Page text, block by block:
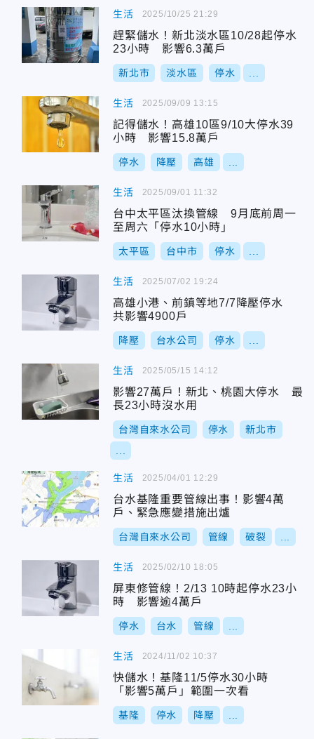
生活
趕緊儲水！新北淡水區10/28起停水
23小時 影響6.3萬戶
新北市 淡水區 停水
2025/10/25 21:29
生活
記得儲水！高雄10區9/10大停水39
小時 影響15.8萬戶
停水 降壓 高雄
2025/09/09 13:15
生活
台中太平區汰換管線 9月底前周一
至周六「停水10小時」
太平區 台中市 停水
2025/09/01 11:32
生活
高雄小港、前鎮等地7/7降壓停水
共影響4900戶
降壓 台水公司 停水
2025/07/02 19:24
生活
影響27萬戶！新北、桃園大停水 最
長23小時沒水用
台灣自來水公司 停水 新北市
2025/05/15 14:12
生活
台水基隆重要管線出事！影響4萬
戶、緊急應變措施出爐
台灣自來水公司 管線 破裂
2025/04/01 12:29
生活
屏東修管線！2/13 10時起停水23小
時 影響逾4萬戶
停水 台水 管線
2025/02/10 18:05
生活
快儲水！基隆11/5停水30小時
「影響5萬戶」範圍一次看
基隆 停水 降壓
2024/11/02 10:37